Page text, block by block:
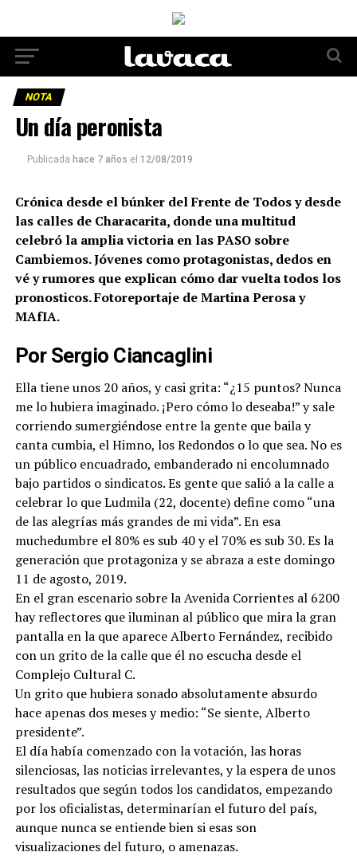
NOTA
Un día peronista
Publicada hace 7 años el 12/08/2019
Crónica desde el búnker del Frente de Todos y desde
las calles de Characarita, donde una multitud
celebró la amplia victoria en las PASO sobre
Cambiemos. Jóvenes como protagonistas, dedos en
vé y rumores que explican cómo dar vuelta todos los
pronosticos. Fotoreportaje de Martina Perosa y
MAfIA.
Por Sergio Ciancaglini
Ella tiene unos 20 años, y casi grita: “¿15 puntos? Nunca
me lo hubiera imaginado. ¡Pero cómo lo deseaba!” y sale
corriendo sumergiéndose entre la gente que baila y
canta cumbia, el Himno, los Redondos o lo que sea. No es
un público encuadrado, embanderado ni encolumnado
bajo partidos o sindicatos. Es gente que salió a la calle a
celebrar lo que Ludmila (22, docente) define como “una
de las alegrías más grandes de mi vida”. En esa
muchedumbre el 80% es sub 40 y el 70% es sub 30. Es la
generación que protagoniza y se abraza a este domingo
11 de agosto, 2019.
En el gran escenario sobre la Avenida Corrientes al 6200
hay reflectores que iluminan al público que mira la gran
pantalla en la que aparece Alberto Fernández, recibido
con un grito de la calle que él no escucha desde el
Complejo Cultural C.
Un grito que hubiera sonado absolutamente absurdo
hace apenas dos meses y medio: “Se siente, Alberto
presidente”.
El día había comenzado con la votación, las horas
silenciosas, las noticias irrelevantes, y la espera de unos
resultados que según todos los candidatos, empezando
por los oficialistas, determinarían el futuro del país,
aunque nunca se entiende bien si esas son
visualizaciones del futuro, o amenazas.